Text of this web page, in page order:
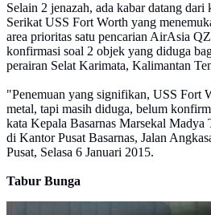
Selain 2 jenazah, ada kabar datang
Serikat USS Fort Worth yang
area prioritas satu pencarian AirAsia
konfirmasi soal 2 objek yang diduga
perairan Selat Karimata, Kalimantan
"Penemuan yang signifikan, USS Fort
metal, tapi masih diduga, belum
kata Kepala Basarnas Marsekal
di Kantor Pusat Basarnas, Jalan
Pusat, Selasa 6 Januari 2015.
Tabur Bunga